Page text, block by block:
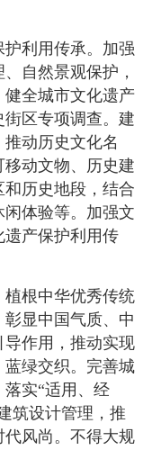
护利用传承。加强
自然景观保护，
全城市文化遗产
区专项调查。建
动历史文化名
动文物、历史建
历史地段，结合
体验等。加强文
产保护利用传
植根中华优秀传统
显中国气质、中
导作用，推动实现
绿交织。完善城
实“适用、经
筑设计管理，推
风尚。不得大规